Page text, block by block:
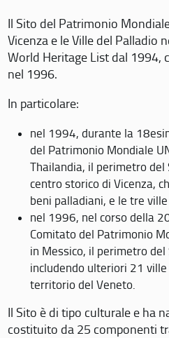
Il Sito del Patrimonio
Vicenza e le Ville del Palladio
World Heritage List dal 1994,
nel 1996.
In particolare:
nel 1994, durante la
del Patrimonio Mondiale
Thailandia, il perimetro
centro storico di Vicenza,
beni palladiani, e le tre
nel 1996, nel corso della
Comitato del Patrimonio
in Messico, il perimetro
includendo ulteriori 21
territorio del Veneto.
Il Sito è di tipo culturale e ha
costituito da 25 componenti